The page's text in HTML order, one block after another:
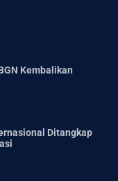
Kembalikan
Ditangkap